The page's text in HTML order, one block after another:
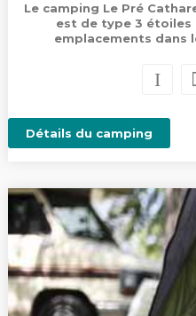
Le camping Le Pré
est de type 3 étoiles
emplacements dans
Détails du camping